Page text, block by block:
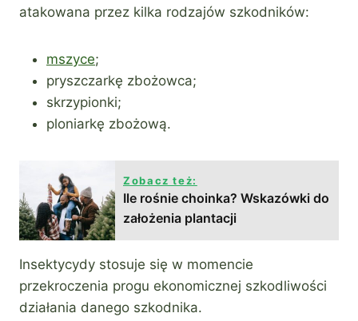
atakowana przez kilka rodzajów szkodników:
mszyce;
pryszczarkę zbożowca;
skrzypionki;
ploniarkę zbożową.
Zobacz też:
Ile rośnie choinka? Wskazówki do
założenia plantacji
Insektycydy stosuje się w momencie
przekroczenia progu ekonomicznej szkodliwości
działania danego szkodnika.